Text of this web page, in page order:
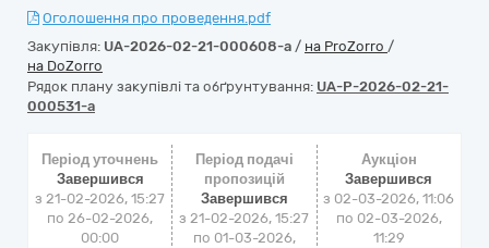
Оголошення про проведення.pdf
Закупівля: UA-2026-02-21-000608-a / на ProZorro /
на DoZorro
Рядок плану закупівлі та обґрунтування: UA-P-2026-02-21-
000531-a
Період уточнень
Завершився
з 21-02-2026, 15:27
по 26-02-2026,
00:00
Період подачі
пропозицій
Завершився
з 21-02-2026, 15:27
по 01-03-2026,
Аукціон
Завершився
з 02-03-2026, 11:06
по 02-03-2026,
11:29